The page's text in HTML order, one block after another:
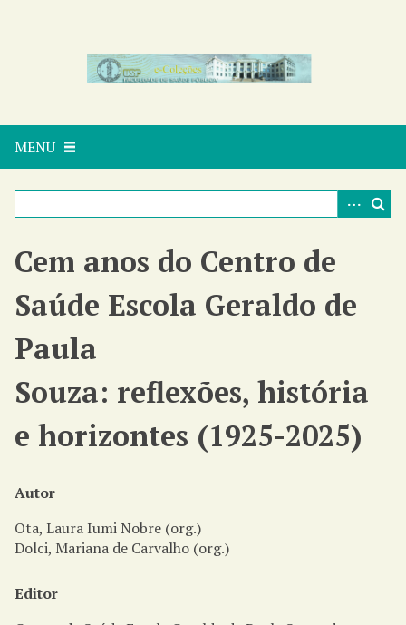
a
a
MENU
Cem anos do Centro de
Saúde Escola Geraldo de
Paula
Souza: reflexões, história
e horizontes (1925-2025)
Autor
Ota, Laura Iumi Nobre (org.)
Dolci, Mariana de Carvalho (org.)
Editor